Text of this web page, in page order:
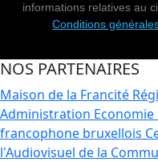
informations relatives au
Conditions
NOS PARTENAIRES
Maison de la Francité
Administration Economie
francophone bruxellois
l'Audiovisuel de la